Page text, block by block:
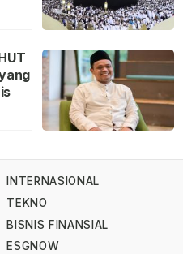
INTERNASIONAL
TEKNO
BISNIS FINANSIAL
ESGNOW